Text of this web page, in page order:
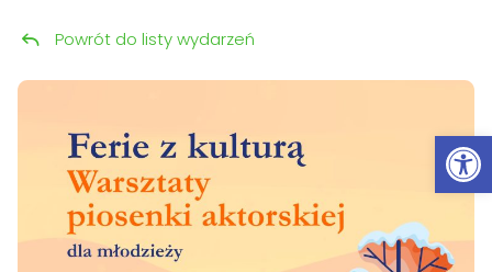
Przeskocz do treści
Powrót do listy wydarzeń